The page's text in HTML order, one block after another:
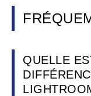
QUELLE